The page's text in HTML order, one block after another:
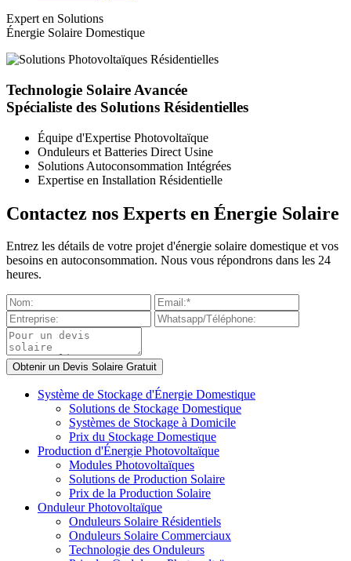
Expert en Solutions
Énergie Solaire Domestique
Technologie Solaire Avancée
Spécialiste des Solutions Résidentielles
Équipe d'Expertise Photovoltaïque
Onduleurs et Batteries Direct Usine
Solutions Autoconsommation Intégrées
Expertise en Installation Résidentielle
Contactez nos Experts en Énergie Solaire
Entrez les détails de votre projet d'énergie solaire domestique et vos
besoins en autoconsommation. Nous vous répondrons dans les 24
heures.
Système de Stockage d'Énergie Domestique
Solutions de Stockage Domestique
Systèmes de Stockage à Domicile
Prix du Stockage Domestique
Production d'Énergie Photovoltaïque
Modules Photovoltaïques
Solutions de Production Solaire
Prix de la Production Solaire
Onduleur Photovoltaïque
Onduleurs Solaire Résidentiels
Onduleurs Solaire Commerciaux
Technologie des Onduleurs